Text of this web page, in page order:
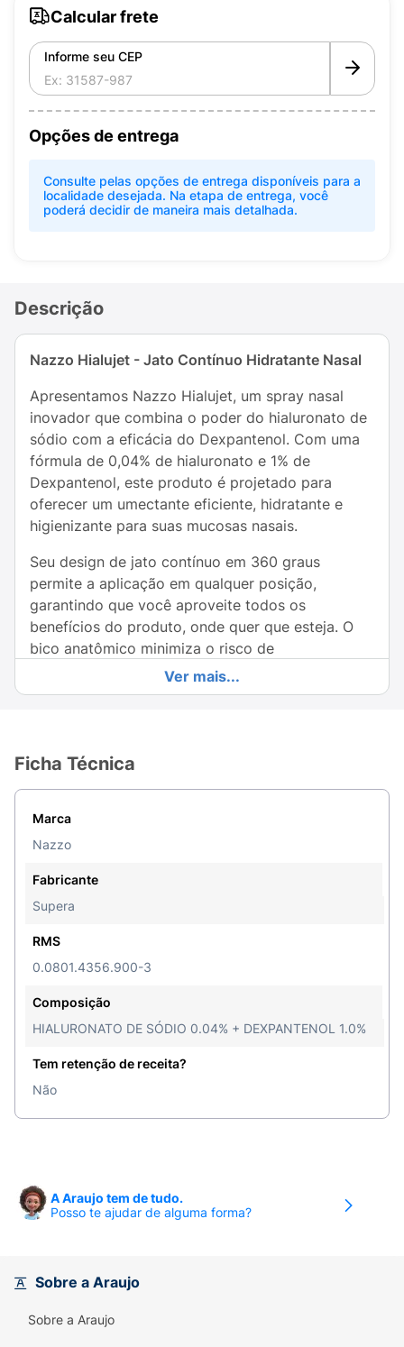
Calcular frete
Informe seu CEP
Opções de entrega
Consulte pelas opções de entrega disponíveis para a
localidade desejada. Na etapa de entrega, você
poderá decidir de maneira mais detalhada.
Descrição
Nazzo Hialujet - Jato Contínuo Hidratante Nasal
Apresentamos Nazzo Hialujet, um spray nasal
inovador que combina o poder do hialuronato de
sódio com a eficácia do Dexpantenol. Com uma
fórmula de 0,04% de hialuronato e 1% de
Dexpantenol, este produto é projetado para
oferecer um umectante eficiente, hidratante e
higienizante para suas mucosas nasais.
Seu design de jato contínuo em 360 graus
permite a aplicação em qualquer posição,
garantindo que você aproveite todos os
benefícios do produto, onde quer que esteja. O
bico anatômico minimiza o risco de
contaminação, promovendo um uso seguro e
prático para toda a família.
ou durante a alergia, Nazzo Hialujet é a escolha
perfeita para manter suas vias respiratórias
confortáveis e saudáveis. Com 100 mL de
produto, você estará sempre preparado para
crianças. Experimente e sinta a diferença!
Ver mais...
Ficha Técnica
Marca
Nazzo
Fabricante
Supera
RMS
0.0801.4356.900-3
Composição
HIALURONATO DE SÓDIO 0.04% + DEXPANTENOL 1.0%
Tem retenção de receita?
Não
A Araujo tem de tudo.
Posso te ajudar de alguma forma?
Sobre a Araujo
Sobre a Araujo